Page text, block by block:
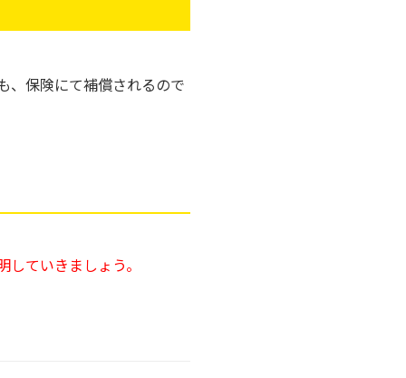
、保険にて補償されるので
ていきましょう。